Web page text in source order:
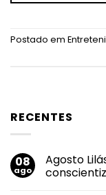
RECENTES
08
ago
Agosto
Postado em